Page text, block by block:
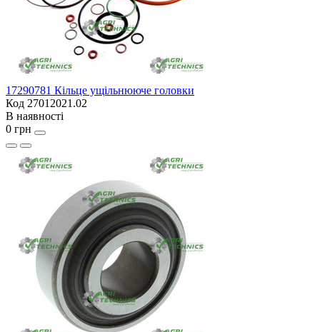
17290781 Кільце ущільнююче головки
Код 27012021.02
В наявності
0 грн